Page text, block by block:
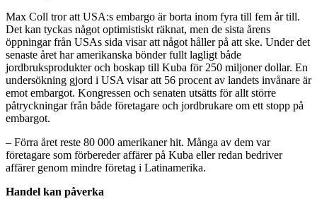
Max Coll tror att USA:s embargo är borta inom fyra till fem år till.
Det kan tyckas något optimistiskt räknat, men de sista årens
öppningar från USAs sida visar att något håller på att ske. Under det
senaste året har amerikanska bönder fullt lagligt både
jordbruksprodukter och boskap till Kuba för 250 miljoner dollar. En
undersökning gjord i USA visar att 56 procent av landets invånare är
emot embargot. Kongressen och senaten utsätts för allt större
påtryckningar från både företagare och jordbrukare om ett stopp på
embargot.
– Förra året reste 80 000 amerikaner hit. Många av dem var
företagare som förbereder affärer på Kuba eller redan bedriver
affärer genom mindre företag i Latinamerika.
Handel kan påverka